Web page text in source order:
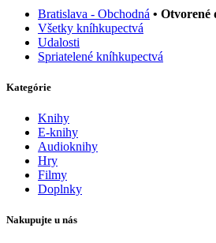
Bratislava - Obchodná • Otvorené
Všetky kníhkupectvá
Udalosti
Spriatelené kníhkupectvá
Kategórie
Knihy
E-knihy
Audioknihy
Hry
Filmy
Doplnky
Nakupujte u nás